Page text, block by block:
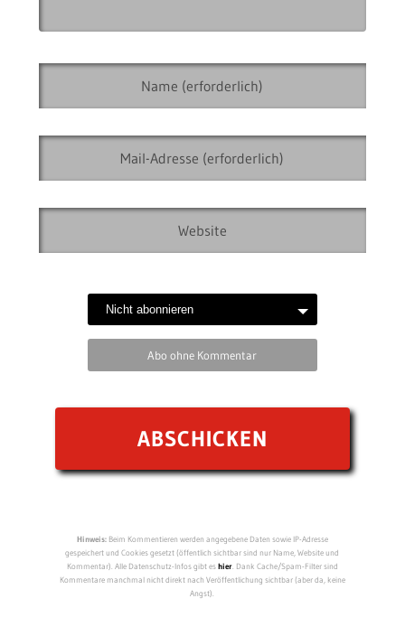
Abo ohne Kommentar
Hinweis:Beim Kommentieren werden angegebene Daten sowie IP-Adresse
gespeichert und Cookies gesetzt (öffentlich sichtbar sind nur Name, Website und
Kommentar). Alle Datenschutz-Infos gibt eshier. Dank Cache/Spam-Filter sind
Kommentare manchmal nicht direkt nach Veröffentlichung sichtbar (aber da, keine
Angst).